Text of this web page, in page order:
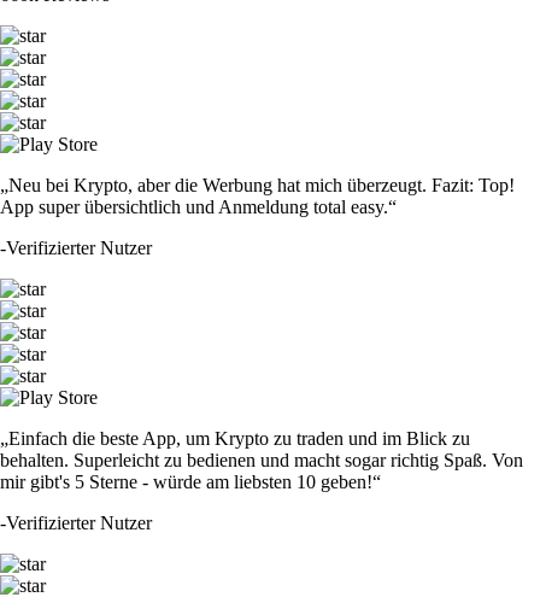
„Neu bei Krypto, aber die Werbung hat mich überzeugt. Fazit: Top!
App super übersichtlich und Anmeldung total easy.“
-Verifizierter Nutzer
„Einfach die beste App, um Krypto zu traden und im Blick zu
behalten. Superleicht zu bedienen und macht sogar richtig Spaß. Von
mir gibt's 5 Sterne - würde am liebsten 10 geben!“
-Verifizierter Nutzer